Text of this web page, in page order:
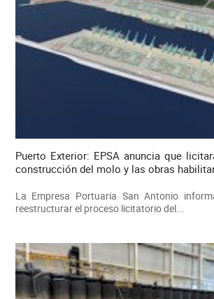
Puerto Exterior: EPSA anuncia que
construcción del molo y las obras
La Empresa Portuaria San Antonio
reestructurar el proceso licitatorio del...